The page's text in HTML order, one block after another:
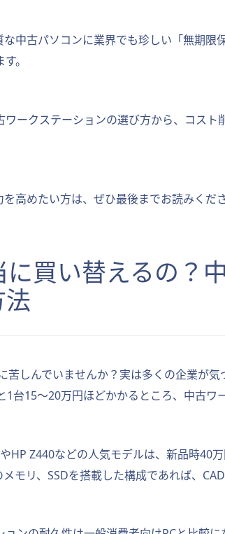
中古パソコンに業界でも珍しい「無期
。
ワークステーションの選び方から、コス
高めたい方は、ぜひ最後までお読みくだ
買い替えるの？
苦しんでいませんか？実は多くの企業が
1台15〜20万円ほどかかるところ、中古
HP Z440などの人気モデルは、新品時40
モリ、SSDを搭載した構成であれば、